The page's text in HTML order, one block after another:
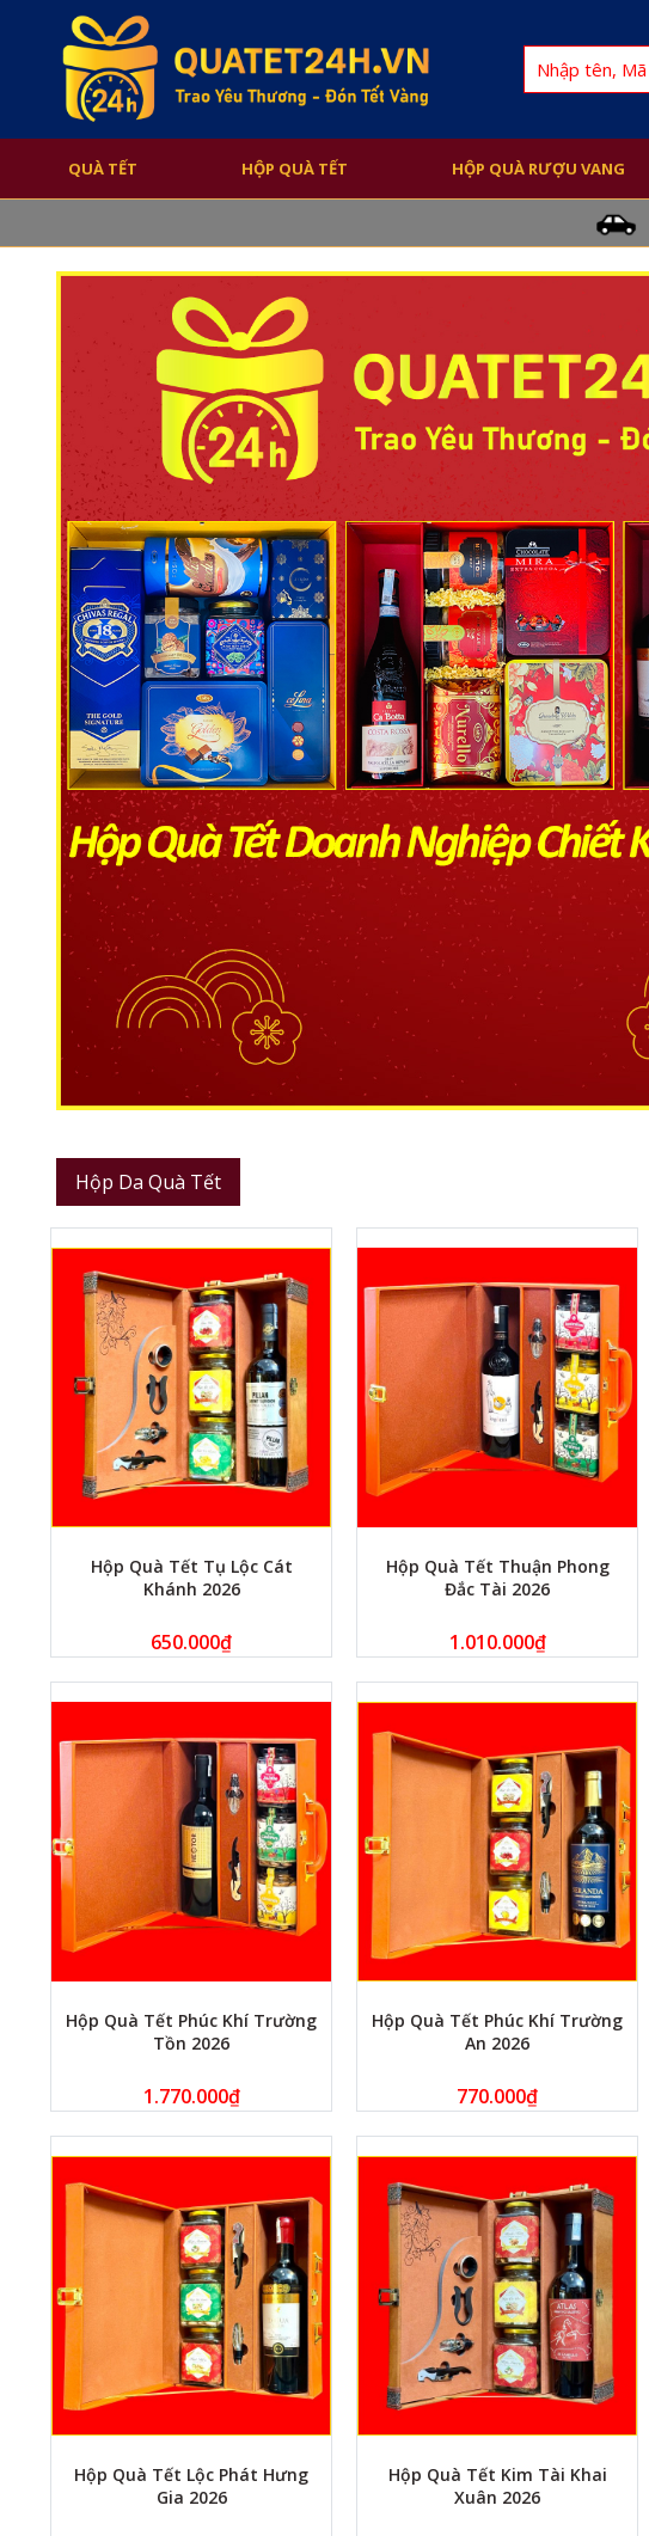
Search
for:
QUÀ TẾT HỘP QUÀ TẾT HỘP QUÀ RƯỢU VANG
Hộp Da Quà Tết
Hộp Quà Tết Tụ Lộc Cát
Khánh 2026
650.000₫
Hộp Quà Tết Thuận Phong
Đắc Tài 2026
1.010.000₫
Hộp Quà Tết Phúc Khí Trường
Tồn 2026
1.770.000₫
Hộp Quà Tết Phúc Khí Trường
An 2026
770.000₫
Hộp Quà Tết Lộc Phát Hưng
Gia 2026
Hộp Quà Tết Kim Tài Khai
Xuân 2026